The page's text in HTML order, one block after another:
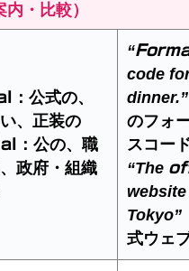
・比較）
：公式の、
、正装の
：公の、職
政府・組織
“
code
dinner.”
のフォ
スコー
“The
Tokyo”
式ウェ